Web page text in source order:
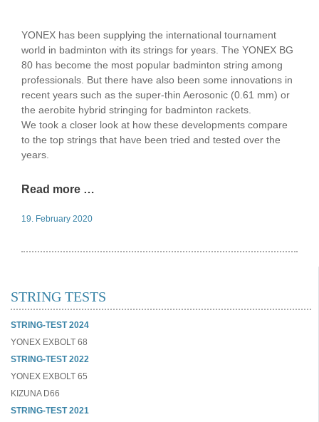
YONEX has been supplying the international tournament
world in badminton with its strings for years. The YONEX BG
80 has become the most popular badminton string among
professionals. But there have also been some innovations in
recent years such as the super-thin Aerosonic (0.61 mm) or
the aerobite hybrid stringing for badminton rackets.
We took a closer look at how these developments compare
to the top strings that have been tried and tested over the
years.
Read more …
19. February 2020
STRING TESTS
STRING-TEST 2024
YONEX EXBOLT 68
STRING-TEST 2022
YONEX EXBOLT 65
KIZUNA D66
STRING-TEST 2021